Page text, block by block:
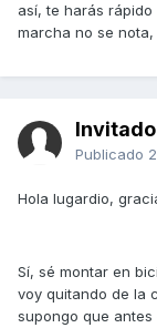
así, te harás
marcha no se nota,
Publicado
Hola lugardio,
Sí, sé montar en
voy quitando de la
supongo que